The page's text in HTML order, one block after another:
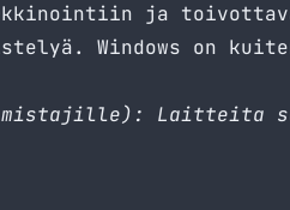
ja
Windows on
: Laitteita